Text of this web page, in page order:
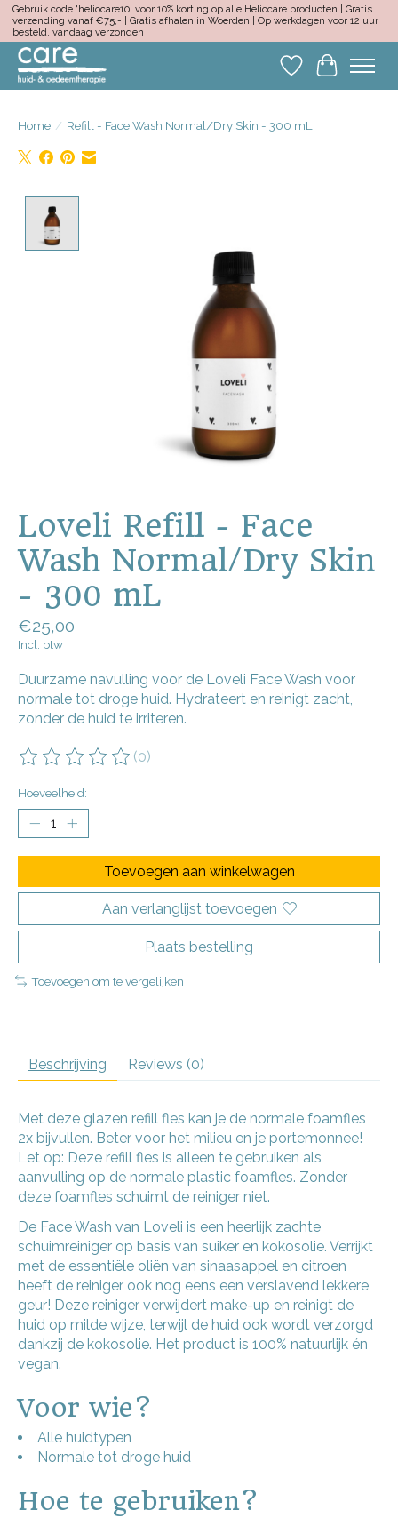
Gebruik code 'heliocare10' voor 10% korting op alle Heliocare producten | Gratis
verzending vanaf €75,- | Gratis afhalen in Woerden | Op werkdagen voor 12 uur
besteld, vandaag verzonden
Verlanglijst
Home / Refill - Face Wash Normal/Dry Skin - 300 mL
Loveli Refill - Face
Wash Normal/Dry Skin
- 300 mL
€25,00
Incl. btw
Duurzame navulling voor de Loveli Face Wash voor
normale tot droge huid. Hydrateert en reinigt zacht,
zonder de huid te irriteren.
De beoordeling van dit product is
(0)
Hoeveelheid:
Toevoegen aan winkelwagen
Aan verlanglijst toevoegen
Plaats bestelling
Toevoegen om te vergelijken
Beschrijving Reviews (0)
Met deze glazen refill fles kan je de normale foamfles
2x bijvullen. Beter voor het milieu en je portemonnee!
Let op: Deze refill fles is alleen te gebruiken als
aanvulling op de normale plastic foamfles. Zonder
deze foamfles schuimt de reiniger niet.
De Face Wash van Loveli is een heerlijk zachte
schuimreiniger op basis van suiker en kokosolie. Verrijkt
met de essentiële oliën van sinaasappel en citroen
heeft de reiniger ook nog eens een verslavend lekkere
geur! Deze reiniger verwijdert make-up en reinigt de
huid op milde wijze, terwijl de huid ook wordt verzorgd
dankzij de kokosolie. Het product is 100% natuurlijk én
vegan.
Voor wie?
Alle huidtypen
Normale tot droge huid
Hoe te gebruiken?